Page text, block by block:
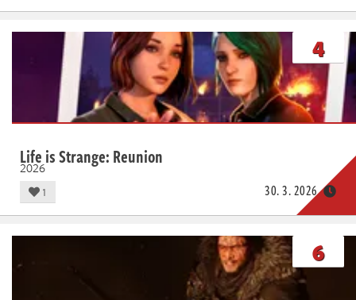
Redakce
4
Life is Strange: Reunion
2026
1 30. 3. 2026
6